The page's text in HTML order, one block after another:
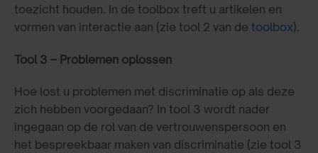
toezicht houden. In de toolbox treft u artikelen en
vormen van interactie aan (zie tool 2 van de toolbox).
Tool 3 – Problemen oplossen
Hoe lost u problemen met discriminatie op als deze
zich hebben voorgedaan? In tool 3 wordt nader
ingegaan op de rol van de vertrouwenspersoon en
het bespreekbaar maken van discriminatie (zie tool 3